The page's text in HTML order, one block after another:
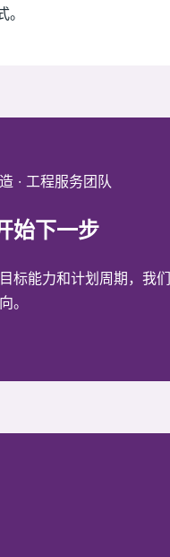
· 工程服务团队
始下一步
标能力和计划周期，我们
。